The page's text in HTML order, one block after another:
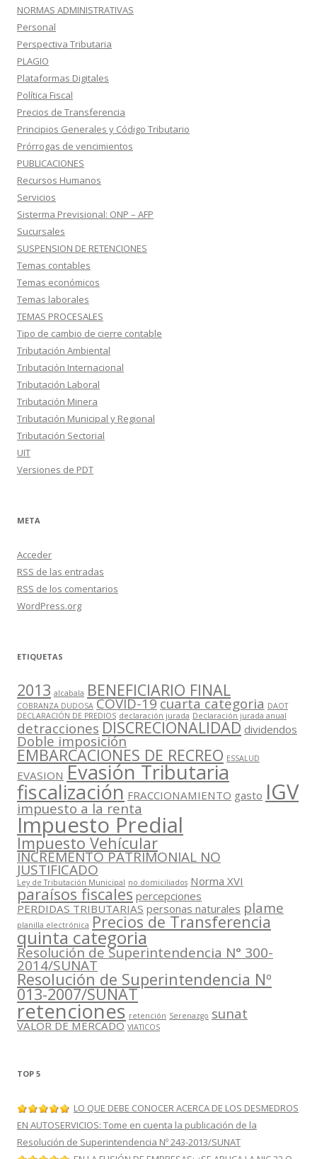
NORMAS ADMINISTRATIVAS
Personal
Perspectiva Tributaria
PLAGIO
Plataformas Digitales
Política Fiscal
Precios de Transferencia
Principios Generales y Código Tributario
Prórrogas de vencimientos
PUBLICACIONES
Recursos Humanos
Servicios
Sisterma Previsional: ONP – AFP
Sucursales
SUSPENSION DE RETENCIONES
Temas contables
Temas económicos
Temas laborales
TEMAS PROCESALES
Tipo de cambio de cierre contable
Tributación Ambiental
Tributación Internacional
Tributación Laboral
Tributación Minera
Tributación Municipal y Regional
Tributación Sectorial
UIT
Versiones de PDT
META
Acceder
RSS de las entradas
RSS de los comentarios
WordPress.org
ETIQUETAS
2013 alcabala BENEFICIARIO FINAL
COBRANZA DUDOSA COVID-19cuarta categoria DAOT
DECLARACIÓN DE PREDIOS declaración jurada Declaración jurada anual
detracciones DISCRECIONALIDAD dividendos
Doble imposición
EMBARCACIONES DE RECREO ESSALUD
EVASION Evasión Tributaria
fiscalización FRACCIONAMIENTO gasto IGV
impuesto a la renta
Impuesto Predial
Impuesto Vehícular
INCREMENTO PATRIMONIAL NO
JUSTIFICADO
Ley de Tributación Municipal no domiciliados Norma XVI
paraísos fiscales percepciones
PERDIDAS TRIBUTARIAS personas naturales plame
planilla electrónica Precios de Transferencia
quinta categoria
Resolución de Superintendencia N° 300-
2014/SUNAT
Resolución de Superintendencia Nº
013-2007/SUNAT
retenciones retención Serenazgo sunat
VALOR DE MERCADO VIATICOS
TOP 5
LO QUE DEBE CONOCER ACERCA DE LOS DESMEDROS
EN AUTOSERVICIOS: Tome en cuenta la publicación de la
Resolución de Superintendencia Nº 243-2013/SUNAT